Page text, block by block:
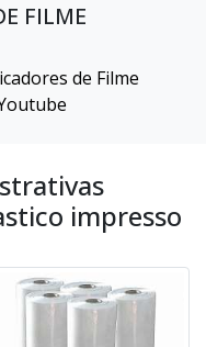
FILME
de Filme
impresso